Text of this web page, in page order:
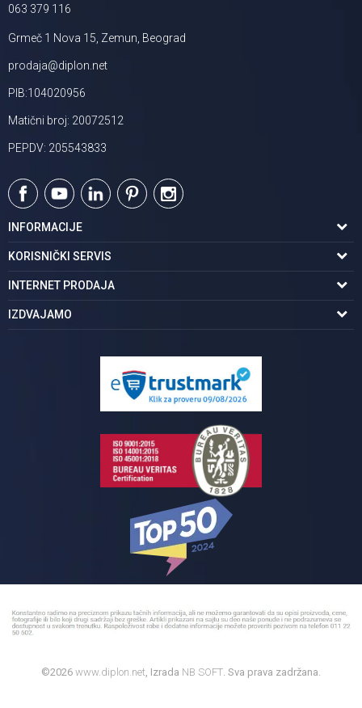
063 379 116
Grmeč 1 Nova 15, Zemun, Beograd
prodaja@diplon.net
PIB:104020956
Matični broj: 20072512
PEPDV: 205543833
INFORMACIJE
O nama
Podaci o trgovcu
Karijera | postani deo tima
KORISNIČKI SERVIS
Uslovi korišćenja
Politika privatnosti
INTERNET PRODAJA
Kako kupiti
IZDVAJAMO
Pločice za kupatilo
©2026 www.diplon.net , Izrada NB SOFT . Sva prava zadržana.